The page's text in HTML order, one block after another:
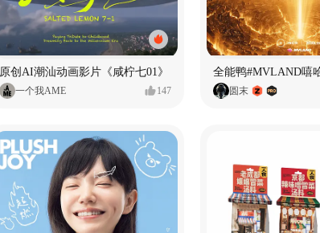
原创AI潮汕动画影片《咸柠七01》
一个我AME 147
全能鸭#MVLAND嘻
圆末